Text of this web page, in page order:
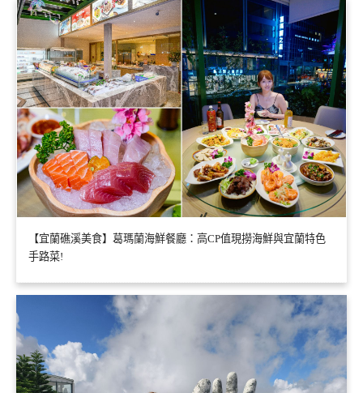
【宜蘭礁溪美食】葛瑪蘭海鮮餐廳：高CP值現撈海鮮與宜蘭特色
手路菜!